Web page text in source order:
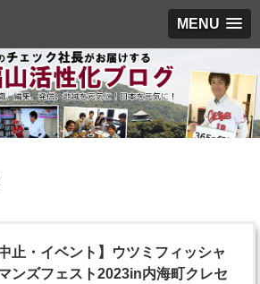
MENU
中止・イベント】ウツミフィッシャ
ンズフェスト2023in内海町クレセ